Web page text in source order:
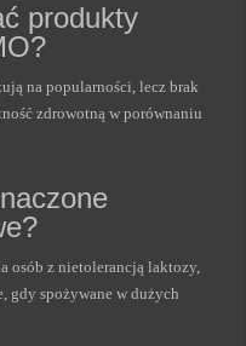
produkty
na popularności, lecz brak
zdrowotną w porównaniu
osób z nietolerancją laktozy,
gdy spożywane w dużych